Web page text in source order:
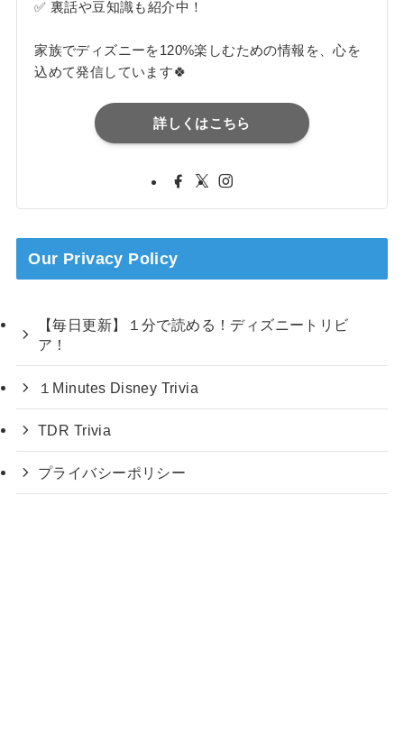
✅ 裏話や豆知識も紹介中！
家族でディズニーを120%楽しむための情報を、心を
込めて発信しています🍀
詳しくはこちら
Our Privacy Policy
【毎日更新】１分で読める！ディズニートリビ
ア！
１Minutes Disney Trivia
TDR Trivia
プライバシーポリシー